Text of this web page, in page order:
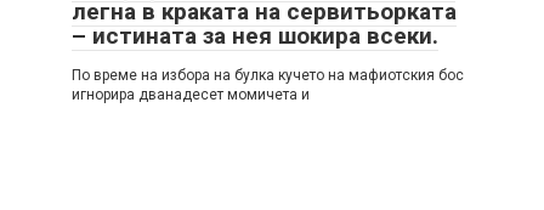
легна в краката на сервитьорката
– истината за нея шокира всеки.
По време на избора на булка кучето на мафиотския бос
игнорира дванадесет момичета и